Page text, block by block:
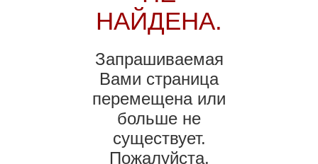
НАЙДЕНА.
Запрашиваемая
Вами страница
перемещена или
больше не
существует.
Пожалуйста,